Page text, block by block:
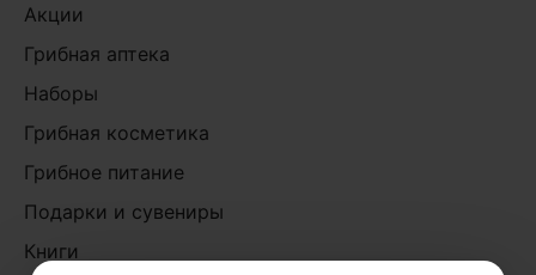
Акции
Грибная аптека
Наборы
Грибная косметика
Грибное питание
Подарки и сувениры
Книги